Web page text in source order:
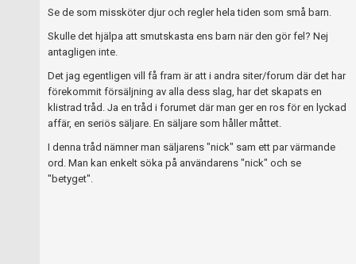
Se de som missköter djur och regler hela tiden som små barn.
Skulle det hjälpa att smutskasta ens barn när den gör fel? Nej
antagligen inte.
Det jag egentligen vill få fram är att i andra siter/forum där det har
förekommit försäljning av alla dess slag, har det skapats en
klistrad tråd. Ja en tråd i forumet där man ger en ros för en lyckad
affär, en seriös säljare. En säljare som håller måttet.
I denna tråd nämner man säljarens "nick" sam ett par värmande
ord. Man kan enkelt söka på användarens "nick" och se
"betyget".